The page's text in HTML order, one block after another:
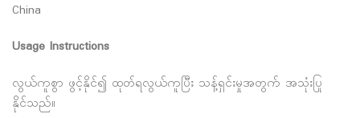
China
Usage Instructions
လွယ်ကူစွာ ဖွင့်နိုင်၍ ထုတ်ရလွယ်ကူပြီး သန့်ရှင်းမှုအတွက် အသုံးပြု
နိုင်သည်။